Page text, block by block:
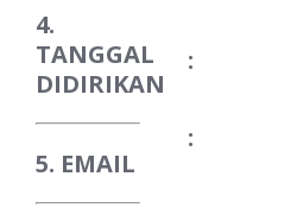
4.
TANGGAL
DIDIRIKAN
5. EMAIL
:
: